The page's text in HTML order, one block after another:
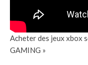
Acheter des jeux xbox
GAMING »